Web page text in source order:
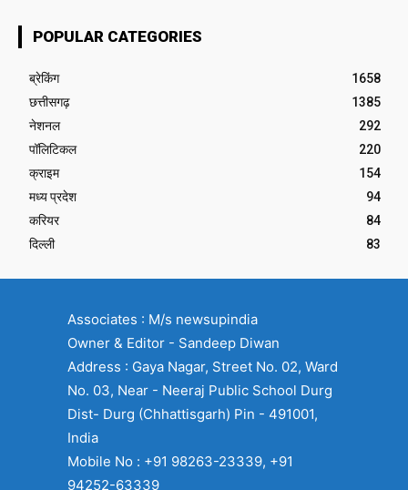
POPULAR CATEGORIES
ब्रेकिंग
1658
छत्तीसगढ़
1385
नेशनल
292
पॉलिटिकल
220
क्राइम
154
मध्य प्रदेश
94
करियर
84
दिल्ली
83
Associates : M/s newsupindia
Owner & Editor - Sandeep Diwan
Address : Gaya Nagar, Street No. 02, Ward
No. 03, Near - Neeraj Public School Durg
Dist- Durg (Chhattisgarh) Pin - 491001,
India
Mobile No : +91 98263-23339, +91
94252-63339